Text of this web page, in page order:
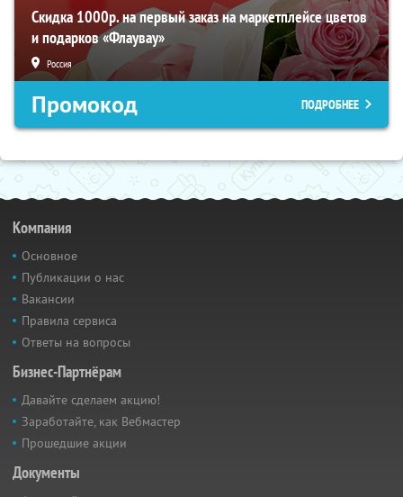
Скидка 1000р. на первый заказ на маркетплейсе цветов
и подарков «Флаувау»
Россия
Промокод ПОДРОБНЕЕ
Компания
Основное
Публикации о нас
Вакансии
Правила сервиса
Ответы на вопросы
Бизнес-Партнёрам
Давайте сделаем акцию!
Заработайте, как Вебмастер
Прошедшие акции
Документы